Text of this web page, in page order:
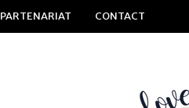
PARTENARIAT CONTACT